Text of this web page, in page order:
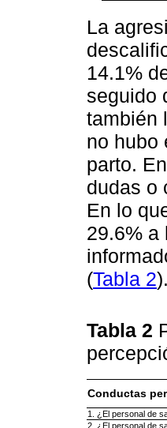
La
14.1%
seguido
también
no hubo
parto.
dudas o
En lo
29.6% a
(Tabla 2).
Tabla 2
Conductas
1. ¿El personal de
2. ¿El personal de